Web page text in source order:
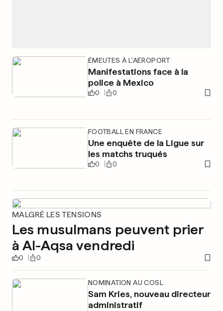
ÉMEUTES À L'AÉROPORT
Manifestations face à la
police à Mexico
0 0
FOOTBALL EN FRANCE
Une enquête de la Ligue sur
les matchs truqués
0 0
MALGRÉ LES TENSIONS
Les musulmans peuvent prier
à Al-Aqsa vendredi
0 0
NOMINATION AU COSL
Sam Kries, nouveau directeur
administratif